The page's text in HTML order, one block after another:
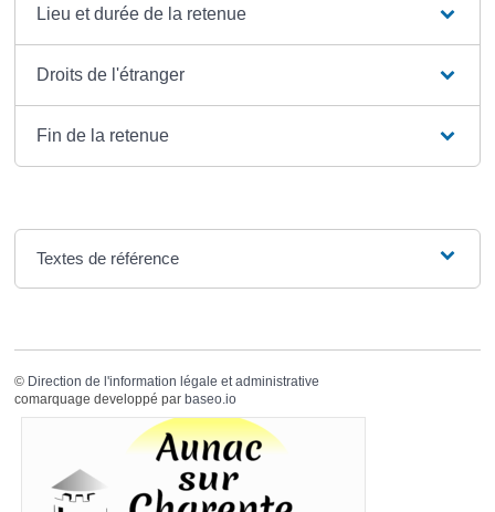
Lieu et durée de la retenue
Droits de l'étranger
Fin de la retenue
Textes de référence
© Direction de l'information légale et administrative
comarquage developpé par baseo.io